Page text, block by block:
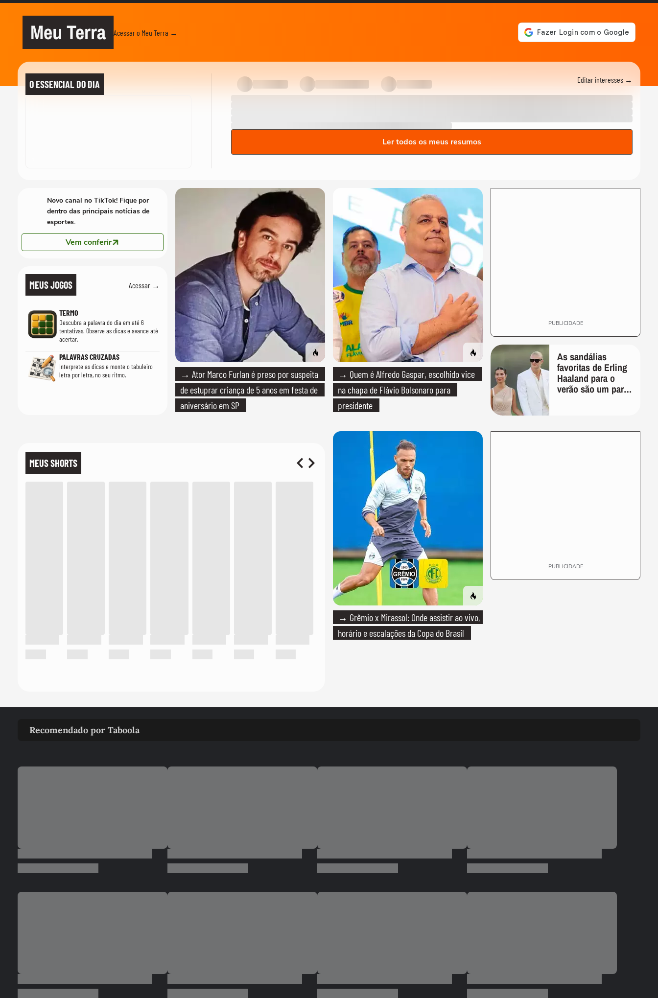
ESPORTES
em que jogador do São
Paulo atropela idoso...
ESPORTES
em que Nicolas, do São
Neymar diz que imprensa
jogador se...
Meu Terra Acessar o Meu Terra →
O ESSENCIAL DO DIA Editar interesses →
Ler todos os meus resumos
MEUS JOGOS Acessar →
TERMO
Descubra a palavra do dia em até 6
tentativas. Observe as dicas e avance até
acertar.
PALAVRAS CRUZADAS
Interprete as dicas e monte o tabuleiro
letra por letra, no seu ritmo.
→ Ator Marco Furlan é preso por suspeita
de estuprar criança de 5 anos em festa de
aniversário em SP
→ Quem é Alfredo Gaspar, escolhido vice
na chapa de Flávio Bolsonaro para
presidente
PUBLICIDADE
→ Grêmio x Mirassol: Onde assistir ao vivo,
horário e escalações da Copa do Brasil
As sandálias
favoritas de Erling
Haaland para o
verão são um par
banho quanto em
MEUS SHORTS
PUBLICIDADE
Novo canal no TikTok! Fique por
dentro das principais notícias de
esportes.
Vem conferir
Recomendado por Taboola